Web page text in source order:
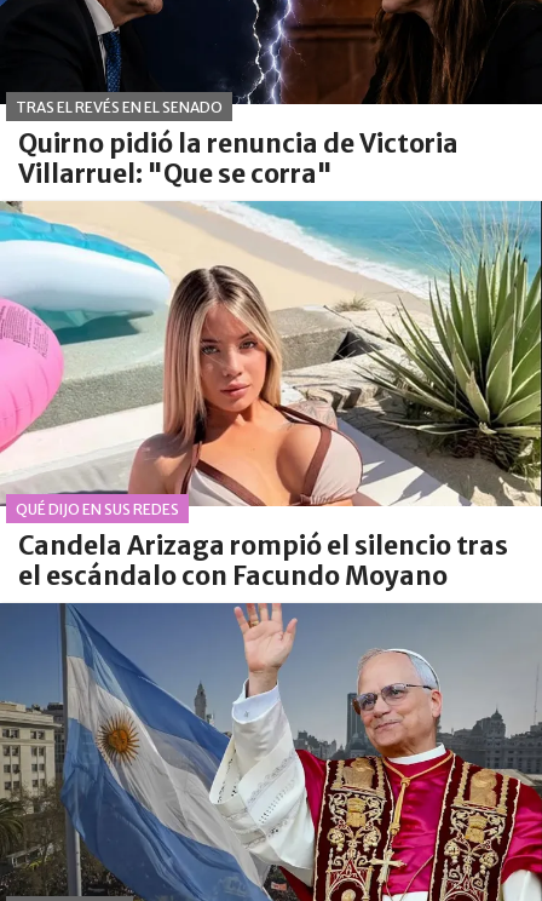
TRAS EL REVÉS EN EL SENADO
Quirno pidió la renuncia de Victoria
Villarruel: "Que se corra"
QUÉ DIJO EN SUS REDES
Candela Arizaga rompió el silencio tras
el escándalo con Facundo Moyano